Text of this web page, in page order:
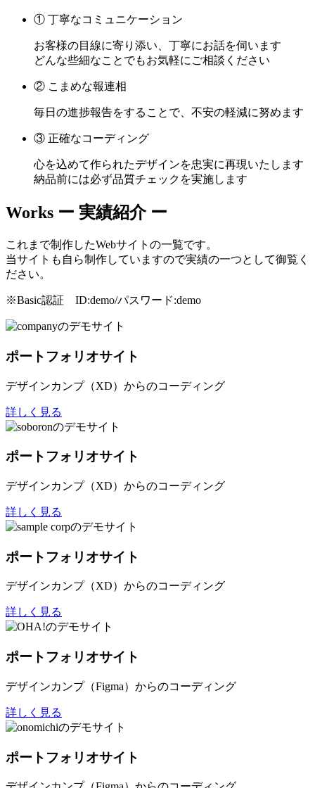
① 丁寧なコミュニケーション
お客様の目線に寄り添い、丁寧にお話を伺います
どんな些細なことでもお気軽にご相談ください
② こまめな報連相
毎日の進捗報告をすることで、不安の軽減に努めます
③ 正確なコーディング
心を込めて作られたデザインを忠実に再現いたします
納品前には必ず品質チェックを実施します
Works ー 実績紹介 ー
これまで制作したWebサイトの一覧です。
当サイトも自ら制作していますので実績の一つとして御覧く
ださい。
※Basic認証 ID:demo/パスワード:demo
ポートフォリオサイト
デザインカンプ（XD）からのコーディング
詳しく見る
ポートフォリオサイト
デザインカンプ（XD）からのコーディング
詳しく見る
ポートフォリオサイト
デザインカンプ（XD）からのコーディング
詳しく見る
ポートフォリオサイト
デザインカンプ（Figma）からのコーディング
詳しく見る
ポートフォリオサイト